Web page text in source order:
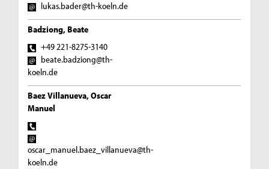
lukas.bader@th-koeln.de
Badziong, Beate
+49 221-8275-3140
beate.badziong@th-
koeln.de
Baez Villanueva, Oscar
Manuel
oscar_manuel.baez_villanueva@th-
koeln.de